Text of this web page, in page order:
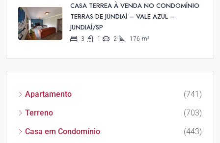
CASA TERREA À VENDA NO CONDOMÍNIO
TERRAS DE JUNDIAÍ – VALE AZUL –
JUNDIAÍ/SP
3 1 2 176 m²
Apartamento
(741)
Terreno
(703)
Casa em Condomínio
(443)